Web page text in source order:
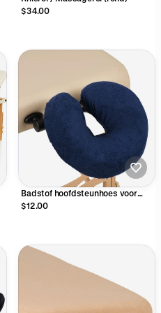
$34.00
Badstof hoofdsteunhoes voor
massagetafel - Navy Blauw
$12.00